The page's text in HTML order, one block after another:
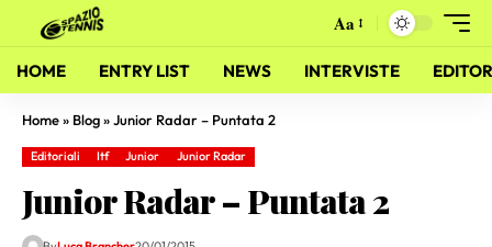
Aa
HOME ENTRY LIST NEWS INTERVISTE
Home» Blog»Junior Radar – Puntata 2
Editoriali Itf Junior Junior Radar
Junior Radar – Puntata 2